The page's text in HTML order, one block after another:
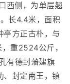
西侧，为单层翘
长4.4米，面积
亭方正古朴，与
重2524公斤，
有德封藩建旗
、封定南王，镇